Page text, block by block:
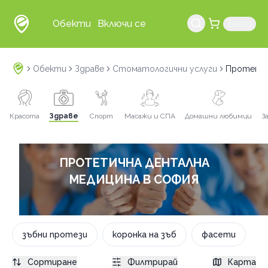
Обекти Включи се
Обекти Здраве Стоматологични услуги
Красота Здраве Спорт Масажи и СПА Домашни любимци
ПРОТЕТИЧНА ДЕНТАЛНА
МЕДИЦИНА В СОФИЯ
зъбни протези коронка на зъб фасети
Сортиране Филтрирай Карта